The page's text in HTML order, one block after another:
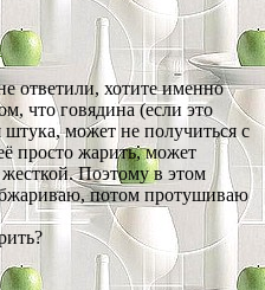
ответили, хотите именно
что говядина (если это
штука, может не получиться с
просто жарить, может
Поэтому в этом
потом протушиваю